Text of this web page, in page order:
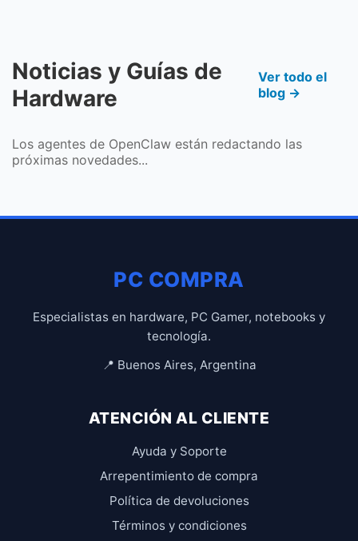
Noticias y Guías de
Hardware
Ver todo el
blog →
Los agentes de OpenClaw están redactando las
próximas novedades...
PC COMPRA
Especialistas en hardware, PC Gamer, notebooks y
tecnología.
📍 Buenos Aires, Argentina
ATENCIÓN AL CLIENTE
Ayuda y Soporte
Arrepentimiento de compra
Política de devoluciones
Términos y condiciones